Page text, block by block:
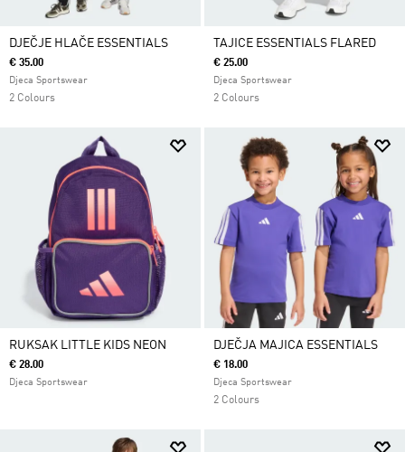
DJEČJE HLAČE ESSENTIALS
€ 35.00
Djeca Sportswear
2 Colours
TAJICE ESSENTIALS FLARED
€ 25.00
Djeca Sportswear
2 Colours
RUKSAK LITTLE KIDS NEON
€ 28.00
Djeca Sportswear
DJEČJA MAJICA ESSENTIALS
€ 18.00
Djeca Sportswear
2 Colours